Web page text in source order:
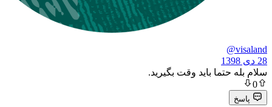
باید وقت بگیرید.